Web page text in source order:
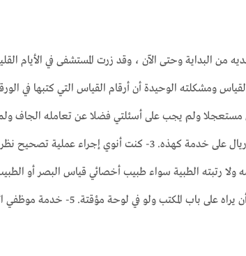
البداية وحتى الآن ، وقد زرت المستشفى في الأيام
مستعجلا ولم يجب على أسئلتي فضلا عن تعامله الجاف
مشاكل عيني إلا إذا سألته عن إحدى المشاكل قال صحيح عندك هذي المشكلة حرام
تدخل على الطبيب ولا تعرف اسمه ولا رتبته الطبية سواء طبيب أخصائي قياس
صغيرة عند الباب ومكتوب فيها عيادة رقم … ومن أبسط